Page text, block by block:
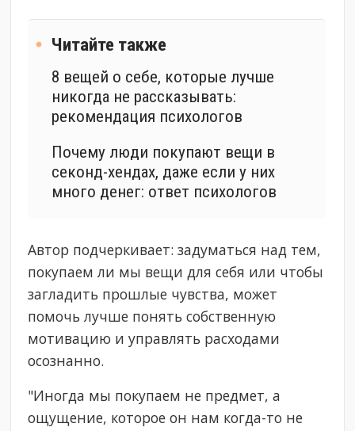
Читайте также
8 вещей о себе, которые лучше
никогда не рассказывать:
рекомендация психологов
Почему люди покупают вещи в
секонд-хендах, даже если у них
много денег: ответ психологов
Автор подчеркивает: задуматься над тем,
покупаем ли мы вещи для себя или чтобы
загладить прошлые чувства, может
помочь лучше понять собственную
мотивацию и управлять расходами
осознанно.
"Иногда мы покупаем не предмет, а
ощущение, которое он нам когда-то не